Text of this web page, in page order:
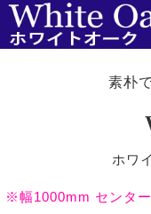
素朴
ホワ
※幅1000mm センタ